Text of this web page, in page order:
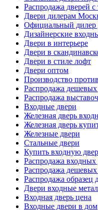
Распродажа дверей
Двери дилерам
Официальный дилер
Дизайнерские
Двери в интерьере
Двери в
Двери в стиле лофт
Двери оптом
Производство
Распродажа дешевых
Распродажа
Входные двери
Железная дверь
Железная дверь
Железные двери
Стальные двери
Купить входную
Распродажа входных
Распродажа дешевых
Распродажа образец
Двери входные
Входная дверь цена
Входные двери в дом